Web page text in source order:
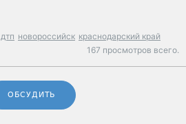
дтп новороссийск краснодарский край
167 просмотров всего.
ОБСУДИТЬ